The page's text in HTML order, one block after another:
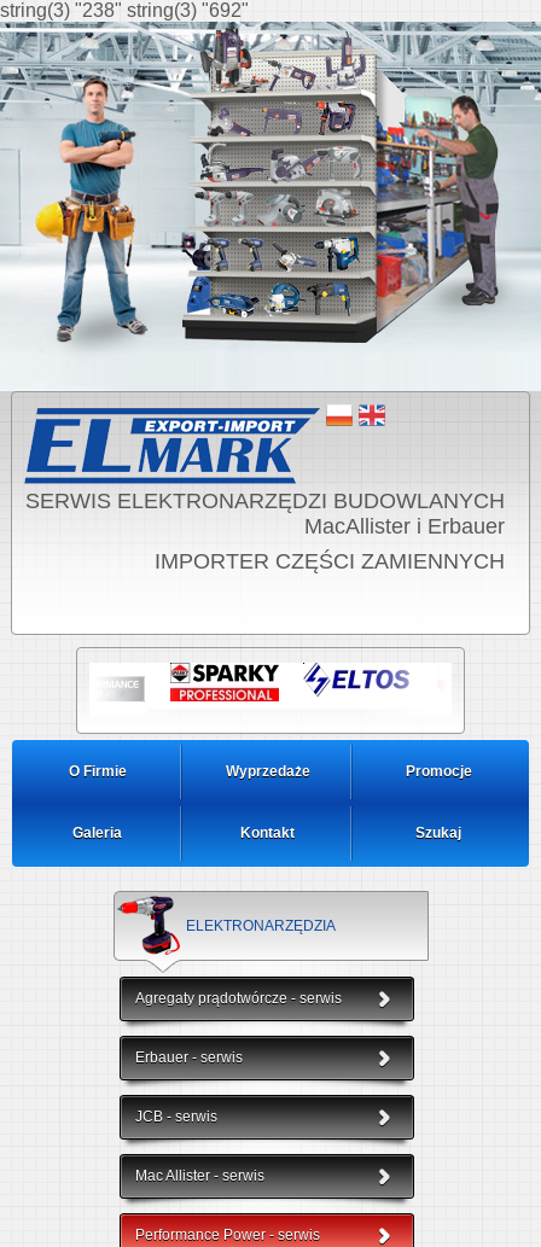
string(3) "238" string(3) "692"
SERWIS ELEKTRONARZĘDZI BUDOWLANYCH
MacAllister i Erbauer
IMPORTER CZĘŚCI ZAMIENNYCH
O Firmie Wyprzedaże Promocje
Galeria Kontakt Szukaj
ELEKTRONARZĘDZIA
Agregaty prądotwórcze - serwis
Erbauer - serwis
JCB - serwis
Mac Allister - serwis
Performance Power - serwis